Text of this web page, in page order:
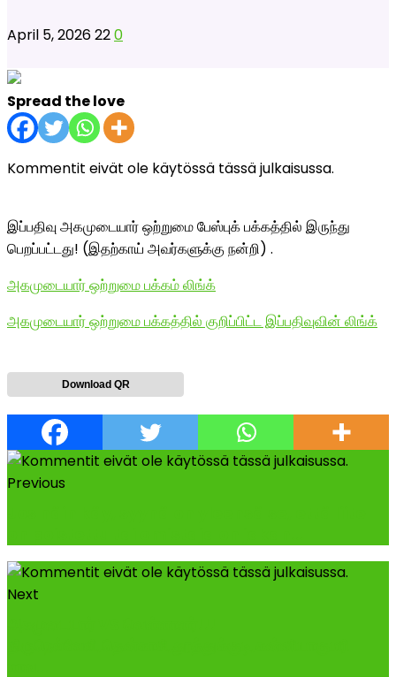
April 5, 2026220
Spread the love
Kommentit eivät ole käytössä tässä julkaisussa.
இப்பதிவு அகமுடையார் ஒற்றுமை பேஸ்புக் பக்கத்தில் இருந்து
பெறப்பட்டது! (இதற்காய் அவர்களுக்கு நன்றி) .
அகமுடையார் ஒற்றுமை பக்கம் லிங்க்
அகமுடையார் ஒற்றுமை பக்கத்தில் குறிப்பிட்ட இப்பதிவுவின் லிங்க்
Download QR
Previous
Next